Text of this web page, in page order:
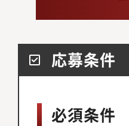
応募条件
必須条件